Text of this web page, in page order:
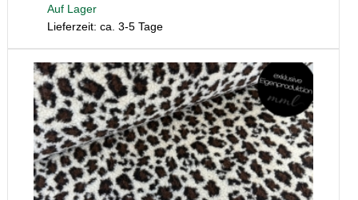
Auf Lager
Lieferzeit: ca. 3-5 Tage